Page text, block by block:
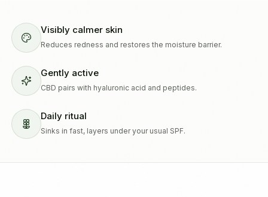
Visibly calmer skin
Reduces redness and restores the moisture barrier.
Gently active
CBD pairs with hyaluronic acid and peptides.
Daily ritual
Sinks in fast, layers under your usual SPF.